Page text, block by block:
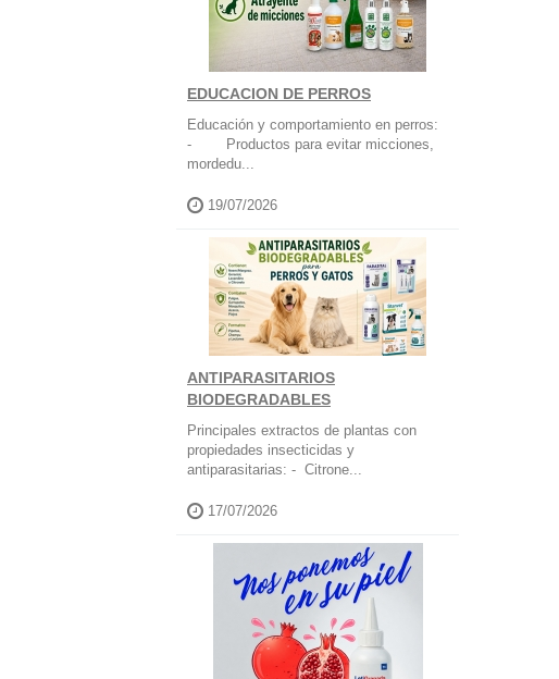
EDUCACION DE PERROS
Educación y comportamiento en perros:
- Productos para evitar micciones,
mordedu...
19/07/2026
ANTIPARASITARIOS
BIODEGRADABLES
Principales extractos de plantas con
propiedades insecticidas y
antiparasitarias: - Citrone...
17/07/2026